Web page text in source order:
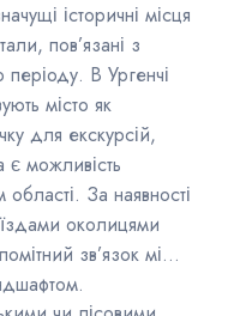
історичні місця
пов’язані з
періоду. В Ургенчі
місто як
для екскурсій,
є можливість
За наявності
околицями
зв’язок між